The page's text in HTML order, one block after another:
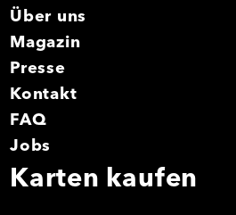
Über uns
Magazin
Presse
Kontakt
FAQ
Jobs
Karten kaufen